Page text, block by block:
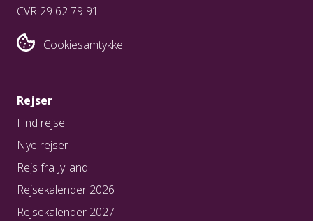
CVR 29 62 79 91
Cookiesamtykke
Rejser
Find rejse
Nye rejser
Rejs fra Jylland
Rejsekalender 2026
Rejsekalender 2027